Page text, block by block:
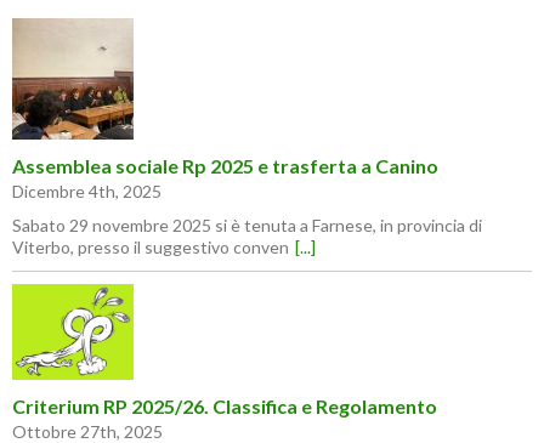
Assemblea sociale Rp 2025 e trasferta a Canino
Dicembre 4th, 2025
Sabato 29 novembre 2025 si è tenuta a Farnese, in provincia di
Viterbo, presso il suggestivo conven [...]
Criterium RP 2025/26. Classifica e Regolamento
Ottobre 27th, 2025